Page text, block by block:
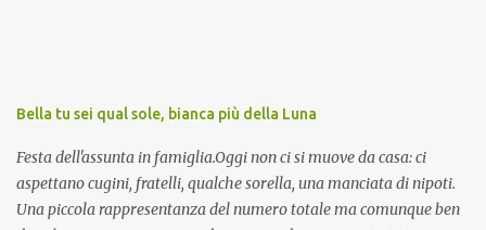
Bella tu sei qual sole, bianca più della Luna
Festa dell'assunta in famiglia.Oggi non ci si muove da casa: ci
aspettano cugini, fratelli, qualche sorella, una manciata di nipoti.
Una piccola rappresentanza del numero totale ma comunque ben